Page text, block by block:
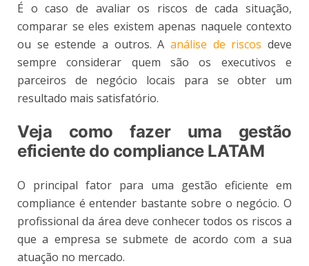
É o caso de avaliar os riscos de cada situação,
comparar se eles existem apenas naquele contexto
ou se estende a outros. A análise de riscos deve
sempre considerar quem são os executivos e
parceiros de negócio locais para se obter um
resultado mais satisfatório.
Veja como fazer uma gestão
eficiente do compliance LATAM
O principal fator para uma gestão eficiente em
compliance é entender bastante sobre o negócio. O
profissional da área deve conhecer todos os riscos a
que a empresa se submete de acordo com a sua
atuação no mercado.